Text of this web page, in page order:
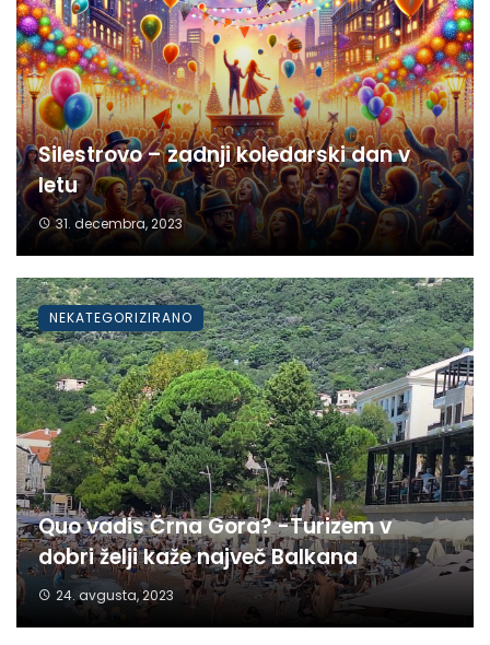
Silestrovo – zadnji koledarski dan v
letu
31. decembra, 2023
Quo vadis Črna Gora? -Turizem v
dobri želji kaže največ Balkana
24. avgusta, 2023
NEKATEGORIZIRANO